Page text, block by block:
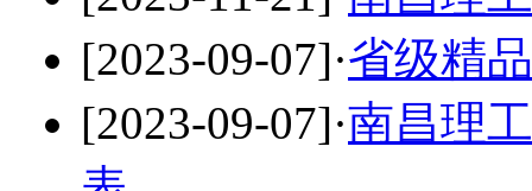
[2023-09-07]·省级精
[2023-09-07]·南昌理